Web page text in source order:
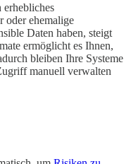
oder ehemalige
Daten haben, steigt
ermöglicht es Ihnen,
bleiben Ihre Systeme
manuell verwalten